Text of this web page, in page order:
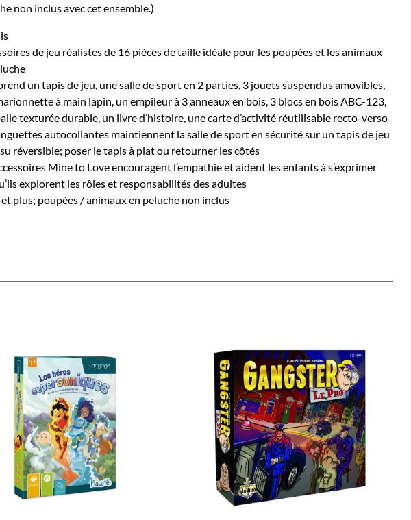
non inclus avec cet ensemble.)
de jeu réalistes de 16 pièces de taille idéale pour les poupées et les animaux
un tapis de jeu, une salle de sport en 2 parties, 3 jouets suspendus amovibles,
à main lapin, un empileur à 3 anneaux en bois, 3 blocs en bois ABC-123,
texturée durable, un livre d’histoire, une carte d’activité réutilisable recto-verso
autocollantes maintiennent la salle de sport en sécurité sur un tapis de jeu
réversible; poser le tapis à plat ou retourner les côtés
Mine to Love encouragent l’empathie et aident les enfants à s’exprimer
explorent les rôles et responsabilités des adultes
et plus; poupées / animaux en peluche non inclus